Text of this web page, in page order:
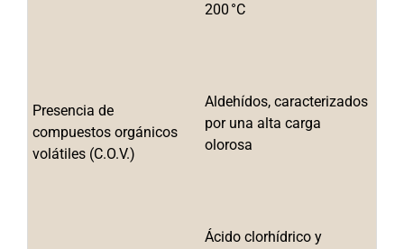
200 °C
Presencia de
compuestos orgánicos
volátiles (C.O.V.)
Aldehídos, caracterizados
por una alta carga
olorosa
Ácido clorhídrico y